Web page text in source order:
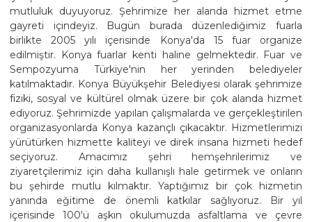
mutluluk duyuyoruz. Şehrimize her alanda hizmet etme
gayreti içindeyiz. Bugün burada düzenlediğimiz fuarla
birlikte 2005 yılı içerisinde Konya'da 15 fuar organize
edilmiştir. Konya fuarlar kenti haline gelmektedir. Fuar ve
Sempozyuma Türkiye'nin her yerinden belediyeler
katılmaktadır. Konya Büyükşehir Belediyesi olarak şehrimize
fiziki, sosyal ve kültürel olmak üzere bir çok alanda hizmet
ediyoruz. Şehrimizde yapılan çalışmalarda ve gerçekleştirilen
organizasyonlarda Konya kazançlı çıkacaktır. Hizmetlerimizi
yürütürken hizmette kaliteyi ve direk insana hizmeti hedef
seçiyoruz. Amacımız şehri hemşehrilerimiz ve
ziyaretçilerimiz için daha kullanışlı hale getirmek ve onların
bu şehirde mutlu kılmaktır. Yaptığımız bir çok hizmetin
yanında eğitime de önemli katkılar sağlıyoruz. Bir yıl
içerisinde 100'ü aşkın okulumuzda asfaltlama ve çevre